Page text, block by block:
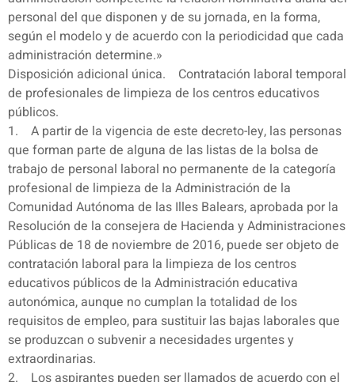
personal del que disponen y de su jornada, en la forma,
según el modelo y de acuerdo con la periodicidad que cada
administración determine.»
Disposición adicional única. Contratación laboral temporal
de profesionales de limpieza de los centros educativos
públicos.
1. A partir de la vigencia de este decreto-ley, las personas
que forman parte de alguna de las listas de la bolsa de
trabajo de personal laboral no permanente de la categoría
profesional de limpieza de la Administración de la
Comunidad Autónoma de las Illes Balears, aprobada por la
Resolución de la consejera de Hacienda y Administraciones
Públicas de 18 de noviembre de 2016, puede ser objeto de
contratación laboral para la limpieza de los centros
educativos públicos de la Administración educativa
autonómica, aunque no cumplan la totalidad de los
requisitos de empleo, para sustituir las bajas laborales que
se produzcan o subvenir a necesidades urgentes y
extraordinarias.
2. Los aspirantes pueden ser llamados de acuerdo con el